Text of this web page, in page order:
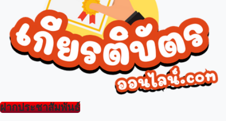
ฝากประชาสัมพันธ์